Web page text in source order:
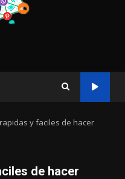
rapidas y faciles de hacer
de hacer